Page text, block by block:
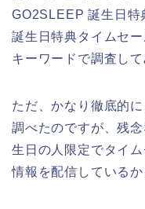
GO2SLEEP 誕生日特
誕生日特典タイムセ
キーワードで調査して
ただ、かなり徹底的
調べたのですが、残
生日の人限定でタイ
情報を配信している